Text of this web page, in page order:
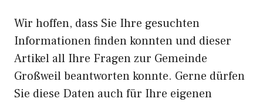
Wir hoffen, dass Sie Ihre gesuchten
Informationen finden konnten und dieser
Artikel all Ihre Fragen zur Gemeinde
Großweil beantworten konnte. Gerne dürfen
Sie diese Daten auch für Ihre eigenen